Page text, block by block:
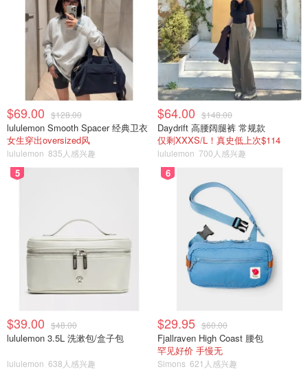
$69.00 $128.00
lululemon Smooth Spacer 经典卫衣
女生穿出oversized风
lululemon 835人感兴趣
$64.00 $148.00
Daydrift 高腰阔腿裤 常规款
仅剩XXXS/L！真史低上次$114
lululemon 700人感兴趣
5
$39.00 $48.00
lululemon 3.5L 洗漱包/盒子包
lululemon 638人感兴趣
6
$29.95 $60.00
Fjallraven High Coast 腰包
罕见好价 手慢无
Simons 621人感兴趣